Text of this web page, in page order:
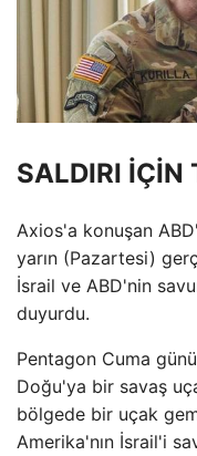
SALDIRI İÇİN
Axios'a konuşan
yarın (Pazartesi)
İsrail ve ABD'nin
duyurdu.
Pentagon Cuma
Doğu'ya bir savaş
bölgede bir uçak
Amerika'nın İsrail'i